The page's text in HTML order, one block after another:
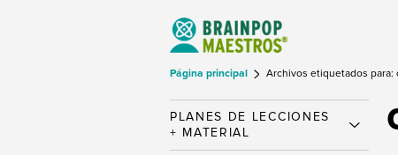
Página principal Archivos etiquetados
PLANES DE LECCIONES
+ MATERIAL